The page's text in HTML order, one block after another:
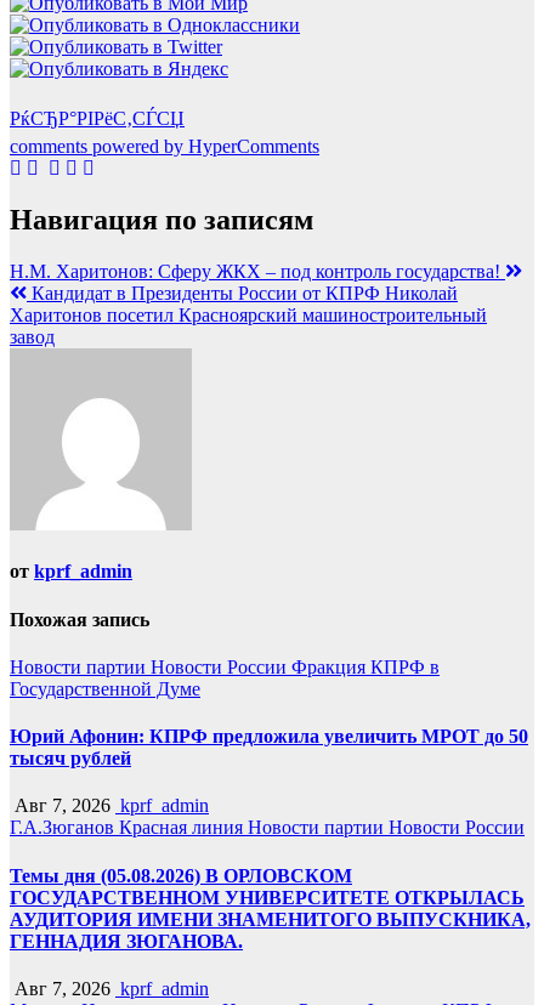
РќСЂР°РІРёС‚СЃСЏ
comments powered by HyperComments
Навигация по записям
Н.М. Харитонов: Сферу ЖКХ – под контроль государства!
Кандидат в Президенты России от КПРФ Николай
Харитонов посетил Красноярский машиностроительный
завод
от kprf_admin
Похожая запись
Новости партии Новости России Фракция КПРФ в
Государственной Думе
Юрий Афонин: КПРФ предложила увеличить МРОТ до 50
тысяч рублей
Авг 7, 2026 kprf_admin
Г.А.Зюганов Красная линия Новости партии Новости России
Темы дня (05.08.2026) В ОРЛОВСКОМ
ГОСУДАРСТВЕННОМ УНИВЕРСИТЕТЕ ОТКРЫЛАСЬ
АУДИТОРИЯ ИМЕНИ ЗНАМЕНИТОГО ВЫПУСКНИКА,
ГЕННАДИЯ ЗЮГАНОВА.
Авг 7, 2026 kprf_admin